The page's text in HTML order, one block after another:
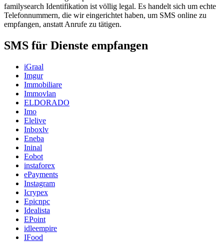
familysearch Identifikation ist völlig legal. Es handelt sich um echte
Telefonnummern, die wir eingerichtet haben, um SMS online zu
empfangen, anstatt Anrufe zu tätigen.
SMS für Dienste empfangen
iGraal
Imgur
Immobiliare
Immovlan
ELDORADO
Imo
Elelive
Inboxlv
Eneba
Ininal
Eobot
instaforex
ePayments
Instagram
Icrypex
Epicnpc
Idealista
EPoint
idleempire
IFood